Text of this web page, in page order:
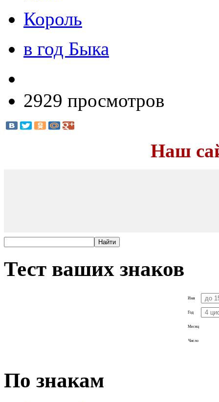
Король
в год Быка
2929 просмотров
Наш
Тест ваших знаков
Имя
Год
Месяц
Число
По знакам